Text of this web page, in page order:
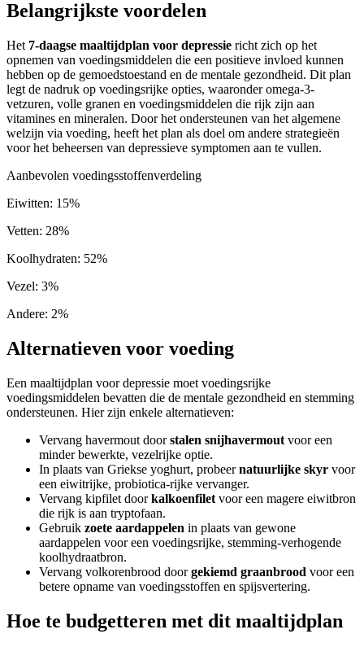
Belangrijkste voordelen
Het 7-daagse maaltijdplan voor depressie richt zich op het
opnemen van voedingsmiddelen die een positieve invloed kunnen
hebben op de gemoedstoestand en de mentale gezondheid. Dit plan
legt de nadruk op voedingsrijke opties, waaronder omega-3-
vetzuren, volle granen en voedingsmiddelen die rijk zijn aan
vitamines en mineralen. Door het ondersteunen van het algemene
welzijn via voeding, heeft het plan als doel om andere strategieën
voor het beheersen van depressieve symptomen aan te vullen.
Aanbevolen voedingsstoffenverdeling
Eiwitten: 15%
Vetten: 28%
Koolhydraten: 52%
Vezel: 3%
Andere: 2%
Alternatieven voor voeding
Een maaltijdplan voor depressie moet voedingsrijke
voedingsmiddelen bevatten die de mentale gezondheid en stemming
ondersteunen. Hier zijn enkele alternatieven:
Vervang havermout doorstalen snijhavermout voor een
minder bewerkte, vezelrijke optie.
In plaats van Griekse yoghurt, probeernatuurlijke skyr voor
een eiwitrijke, probiotica-rijke vervanger.
Vervang kipfilet doorkalkoenfilet voor een magere eiwitbron
die rijk is aan tryptofaan.
Gebruik zoete aardappelen in plaats van gewone
aardappelen voor een voedingsrijke, stemming-verhogende
koolhydraatbron.
Vervang volkorenbrood doorgekiemd graanbrood voor een
betere opname van voedingsstoffen en spijsvertering.
Hoe te budgetteren met dit maaltijdplan